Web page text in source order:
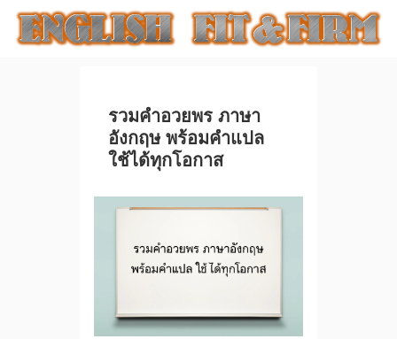
รวมคําอวยพร ภาษา
อังกฤษ พร้อมคำแปล
ใช้ได้ทุกโอกาส